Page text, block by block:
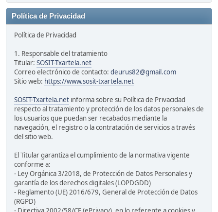
Política de Privacidad
Política de Privacidad
1. Responsable del tratamiento
Titular: SOSIT-Txartela.net
Correo electrónico de contacto: deurus82@gmail.com
Sitio web: https://www.sosit-txartela.net
SOSIT-Txartela.net informa sobre su Política de Privacidad
respecto al tratamiento y protección de los datos personales de
los usuarios que puedan ser recabados mediante la
navegación, el registro o la contratación de servicios a través
del sitio web.
El Titular garantiza el cumplimiento de la normativa vigente
conforme a:
- Ley Orgánica 3/2018, de Protección de Datos Personales y
garantía de los derechos digitales (LOPDGDD)
- Reglamento (UE) 2016/679, General de Protección de Datos
(RGPD)